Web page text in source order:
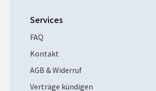
Services
FAQ
Kontakt
AGB & Widerruf
Verträge kündigen